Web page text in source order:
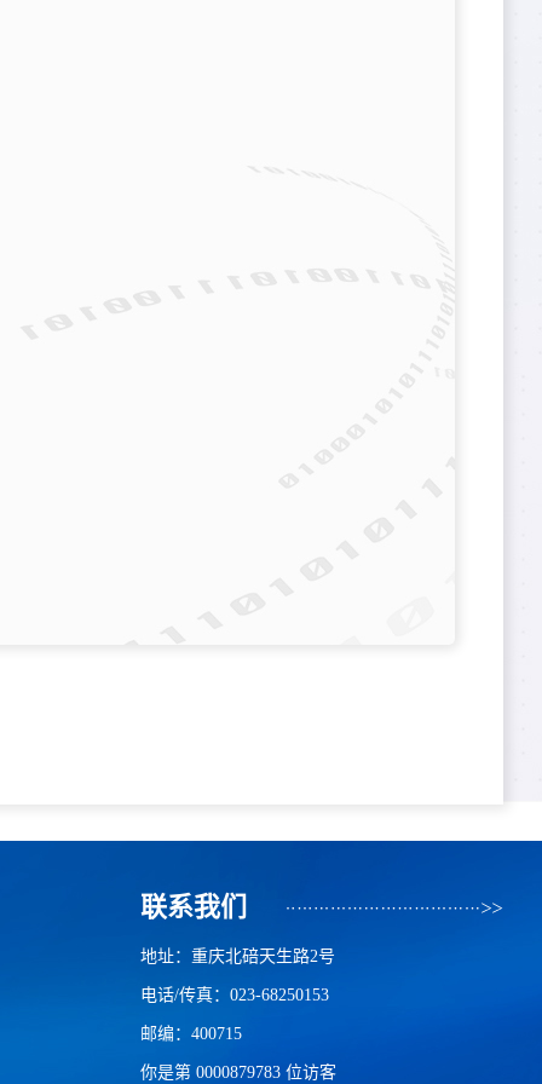
联系我们
地址：重庆北碚天生路2号
电话/传真：023-68250153
邮编：400715
你是第 0000879783 位访客